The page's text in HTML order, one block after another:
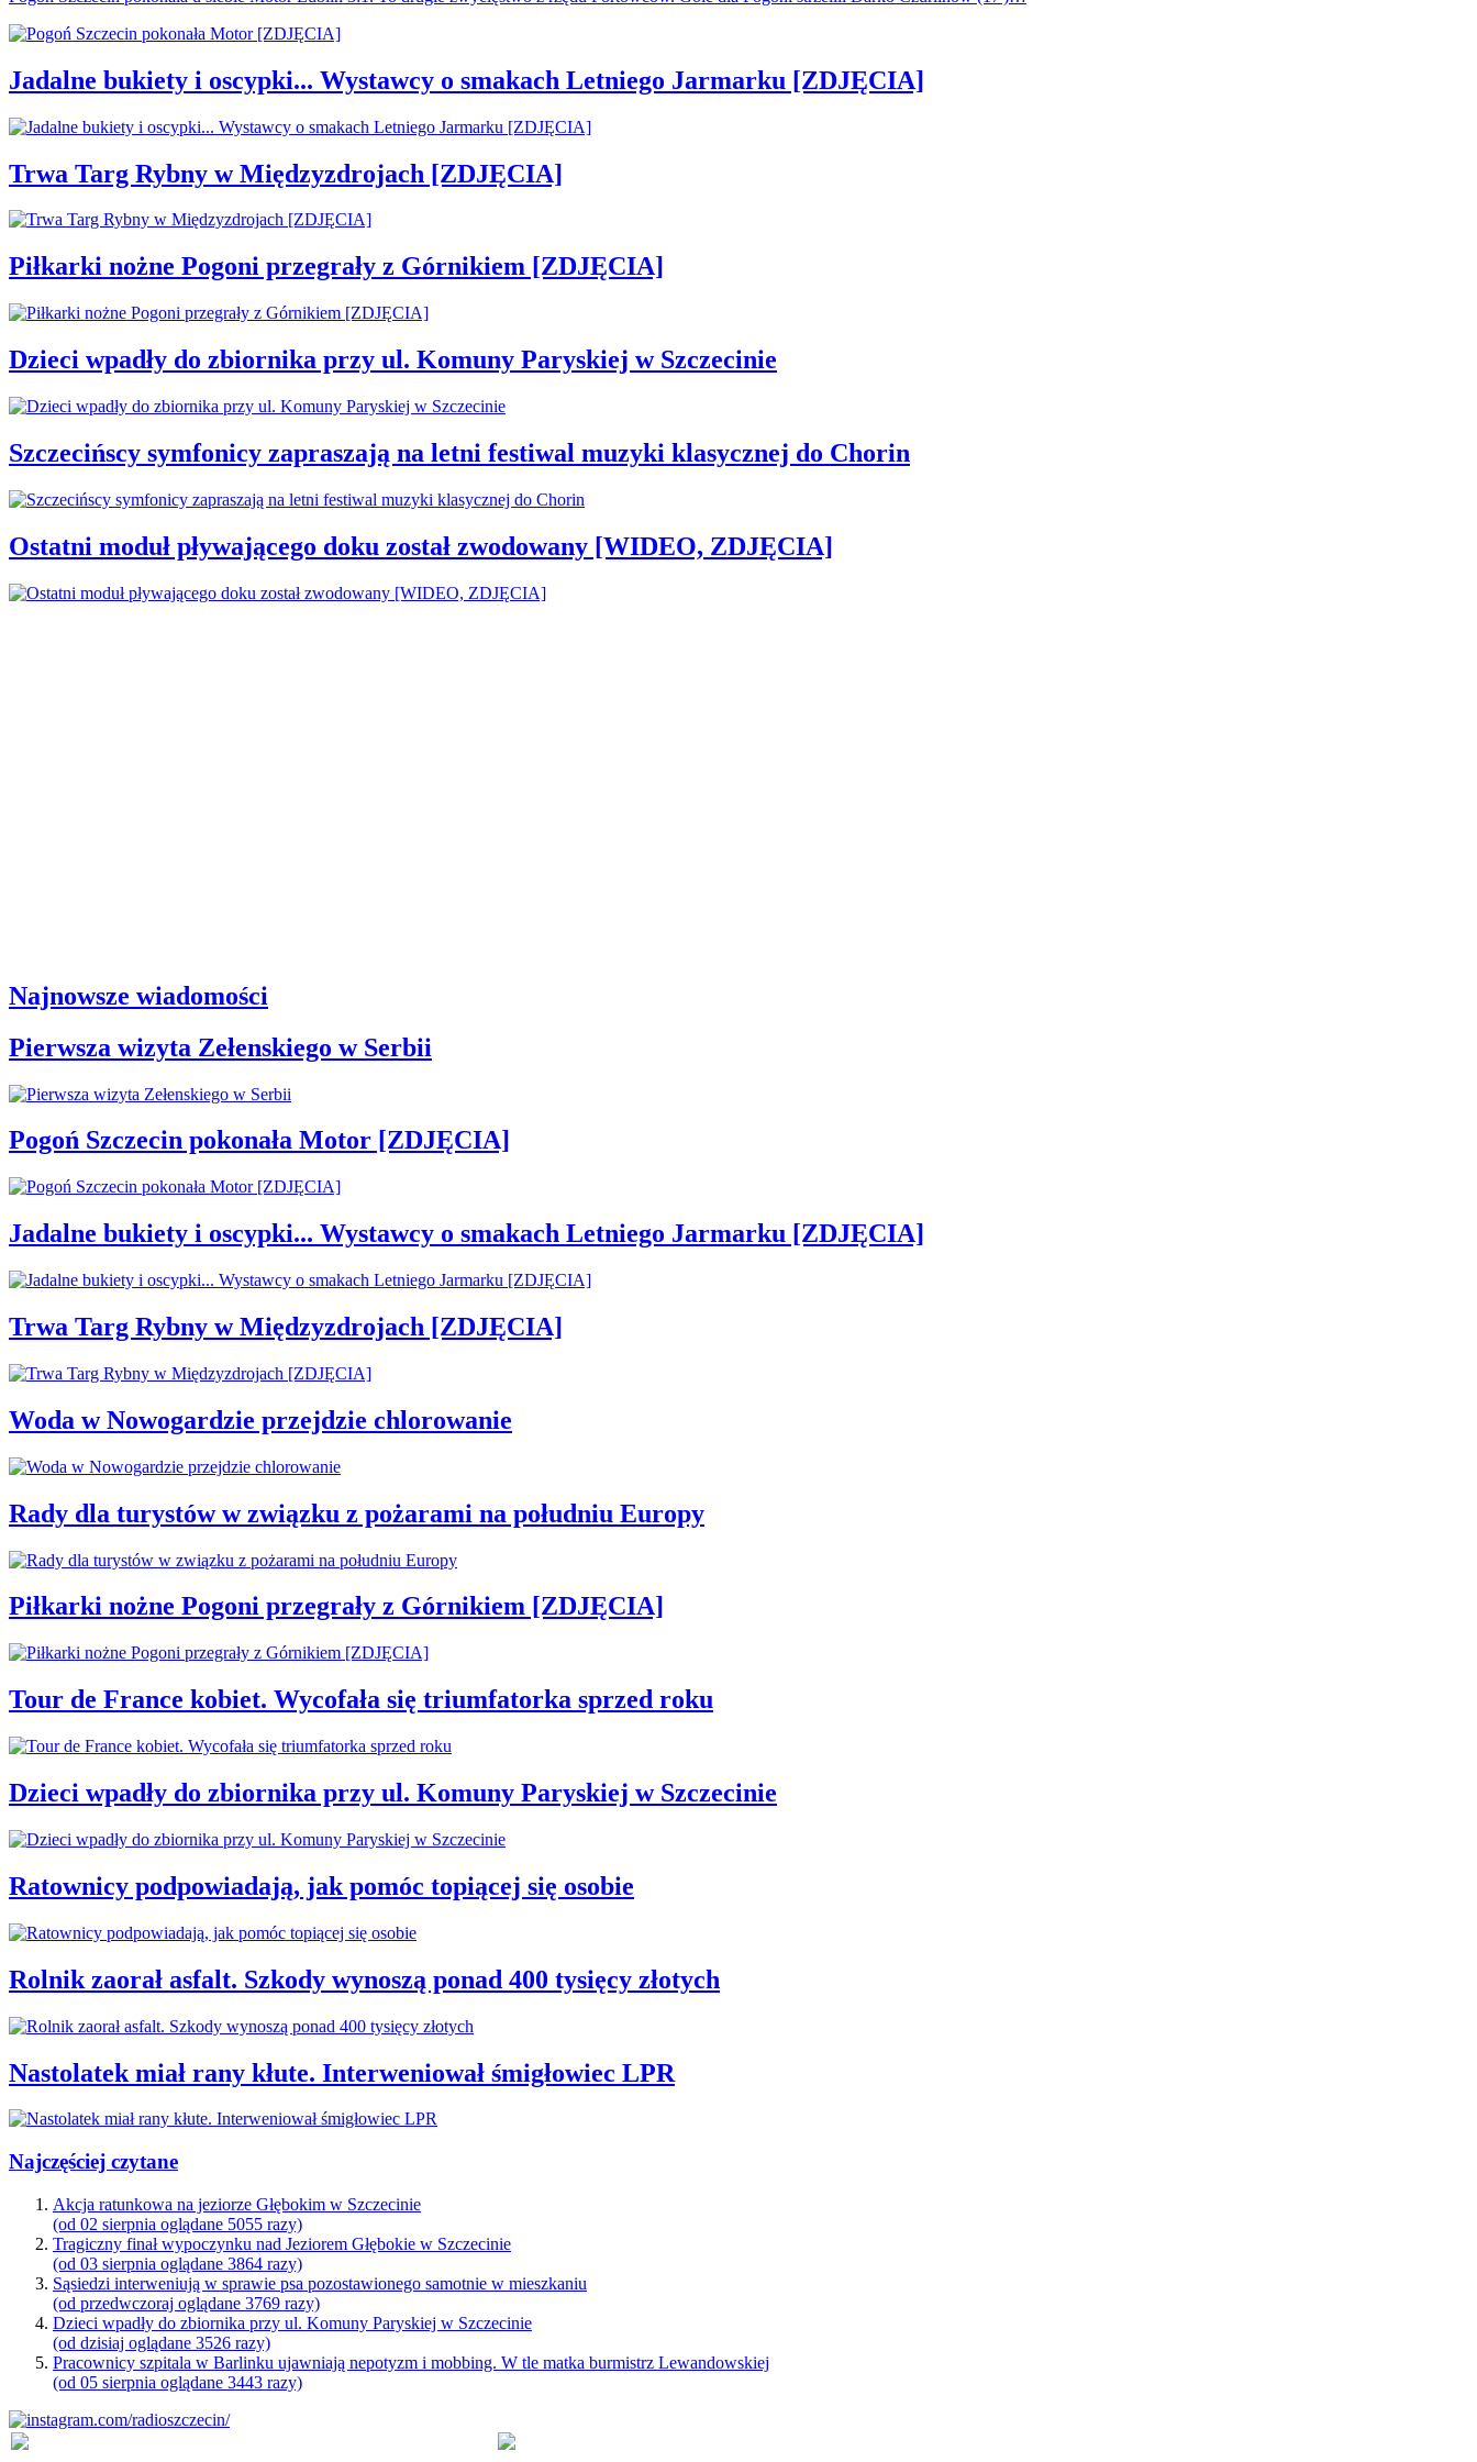
Jadalne bukiety i oscypki... Wystawcy o smakach Letniego Jarmarku [ZDJĘCIA]
Trwa Targ Rybny w Międzyzdrojach [ZDJĘCIA]
Piłkarki nożne Pogoni przegrały z Górnikiem [ZDJĘCIA]
Dzieci wpadły do zbiornika przy ul. Komuny Paryskiej w Szczecinie
Szczecińscy symfonicy zapraszają na letni festiwal muzyki klasycznej do Chorin
Ostatni moduł pływającego doku został zwodowany [WIDEO, ZDJĘCIA]
Najnowsze wiadomości
Pierwsza wizyta Zełenskiego w Serbii
Pogoń Szczecin pokonała Motor [ZDJĘCIA]
Jadalne bukiety i oscypki... Wystawcy o smakach Letniego Jarmarku [ZDJĘCIA]
Trwa Targ Rybny w Międzyzdrojach [ZDJĘCIA]
Woda w Nowogardzie przejdzie chlorowanie
Rady dla turystów w związku z pożarami na południu Europy
Piłkarki nożne Pogoni przegrały z Górnikiem [ZDJĘCIA]
Tour de France kobiet. Wycofała się triumfatorka sprzed roku
Dzieci wpadły do zbiornika przy ul. Komuny Paryskiej w Szczecinie
Ratownicy podpowiadają, jak pomóc topiącej się osobie
Rolnik zaorał asfalt. Szkody wynoszą ponad 400 tysięcy złotych
Nastolatek miał rany kłute. Interweniował śmigłowiec LPR
Najczęściej czytane
Akcja ratunkowa na jeziorze Głębokim w Szczecinie
(od 02 sierpnia oglądane 5055 razy)
Tragiczny finał wypoczynku nad Jeziorem Głębokie w Szczecinie
(od 03 sierpnia oglądane 3864 razy)
Sąsiedzi interweniują w sprawie psa pozostawionego samotnie w mieszkaniu
(od przedwczoraj oglądane 3769 razy)
Dzieci wpadły do zbiornika przy ul. Komuny Paryskiej w Szczecinie
(od dzisiaj oglądane 3526 razy)
Pracownicy szpitala w Barlinku ujawniają nepotyzm i mobbing. W tle matka burmistrz Lewandowskiej
(od 05 sierpnia oglądane 3443 razy)